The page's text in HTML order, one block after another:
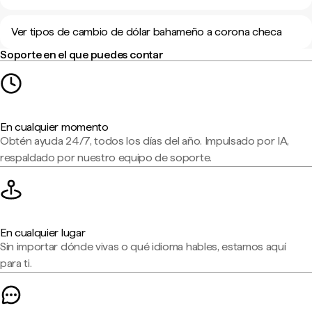
Ver tipos de cambio de dólar bahameño a corona checa
Soporte en el que puedes contar
En cualquier momento
Obtén ayuda 24/7, todos los días del año. Impulsado por IA,
respaldado por nuestro equipo de soporte.
En cualquier lugar
Sin importar dónde vivas o qué idioma hables, estamos aquí
para ti.